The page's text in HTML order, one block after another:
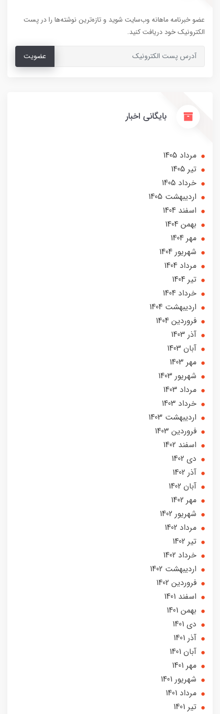
عضو خبرنامه ماهانه وب‌سایت شوید و تازه‌ترین نوشته‌ها را در پست
الکترونیک خود دریافت کنید.
عضویت
بایگانی اخبار
مرداد 1405
تير 1405
خرداد 1405
ارديبهشت 1405
اسفند 1404
بهمن 1404
مهر 1404
شهریور 1404
مرداد 1404
تير 1404
خرداد 1404
ارديبهشت 1404
فروردین 1404
آذر 1403
آبان 1403
مهر 1403
شهریور 1403
مرداد 1403
خرداد 1403
ارديبهشت 1403
فروردین 1403
اسفند 1402
دی 1402
آذر 1402
آبان 1402
مهر 1402
شهریور 1402
مرداد 1402
تير 1402
خرداد 1402
ارديبهشت 1402
فروردین 1402
اسفند 1401
بهمن 1401
دی 1401
آذر 1401
آبان 1401
مهر 1401
شهریور 1401
مرداد 1401
تير 1401